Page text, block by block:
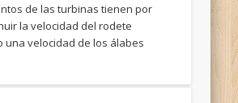
de las turbinas tienen por
la velocidad del rodete
una velocidad de los álabes